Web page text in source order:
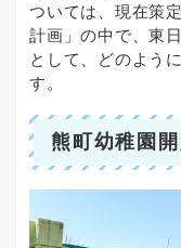
ついては、現在策
計画」の中で、東
として、どのよう
す。
熊町幼稚園